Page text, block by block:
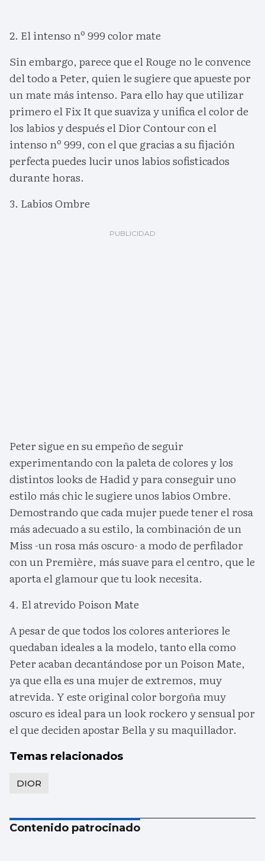
2. El intenso nº 999 color mate
Sin embargo, parece que el Rouge no le convence
del todo a Peter, quien le sugiere que apueste por
un mate más intenso. Para ello hay que utilizar
primero el Fix It que suaviza y unifica el color de
los labios y después el Dior Contour con el
intenso nº 999, con el que gracias a su fijación
perfecta puedes lucir unos labios sofisticados
durante horas.
3. Labios Ombre
Peter sigue en su empeño de seguir
experimentando con la paleta de colores y los
distintos looks de Hadid y para conseguir uno
estilo más chic le sugiere unos labios Ombre.
Demostrando que cada mujer puede tener el rosa
más adecuado a su estilo, la combinación de un
Miss -un rosa más oscuro- a modo de perfilador
con un Première, más suave para el centro, que le
aporta el glamour que tu look necesita.
4. El atrevido Poison Mate
A pesar de que todos los colores anteriores le
quedaban ideales a la modelo, tanto ella como
Peter acaban decantándose por un Poison Mate,
ya que ella es una mujer de extremos, muy
atrevida. Y este original color borgoña muy
oscuro es ideal para un look rockero y sensual por
el que deciden apostar Bella y su maquillador.
Temas relacionados
DIOR
Contenido patrocinado